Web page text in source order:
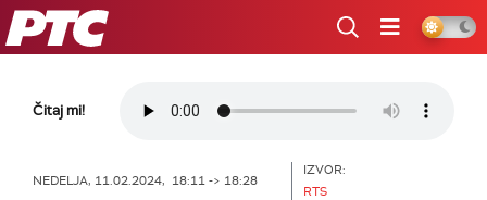
RTS
Čitaj mi!
NEDELJA, 11.02.2024, 18:11 -> 18:28
IZVOR:
RTS